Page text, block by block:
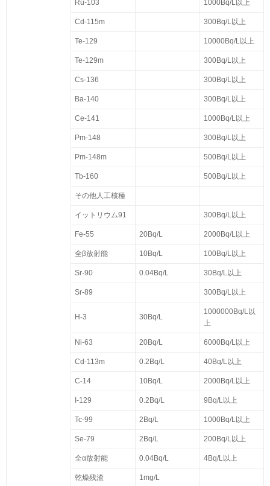
Ru-103 1000Bq/L以上
Cd-115m 300Bq/L以上
Te-129 10000Bq/L以上
Te-129m 300Bq/L以上
Cs-136 300Bq/L以上
Ba-140 300Bq/L以上
Ce-141 1000Bq/L以上
Pm-148 300Bq/L以上
Pm-148m 500Bq/L以上
Tb-160 500Bq/L以上
その他人工核種
イットリウム91 300Bq/L以上
Fe-55 20Bq/L 2000Bq/L以上
全β放射能 10Bq/L 100Bq/L以上
Sr-90 0.04Bq/L 30Bq/L以上
Sr-89 300Bq/L以上
H-3 30Bq/L
1000000Bq/L以
上
Ni-63 20Bq/L 6000Bq/L以上
Cd-113m 0.2Bq/L 40Bq/L以上
C-14 10Bq/L 2000Bq/L以上
I-129 0.2Bq/L 9Bq/L以上
Tc-99 2Bq/L 1000Bq/L以上
Se-79 2Bq/L 200Bq/L以上
全α放射能 0.04Bq/L 4Bq/L以上
乾燥残渣 1mg/L